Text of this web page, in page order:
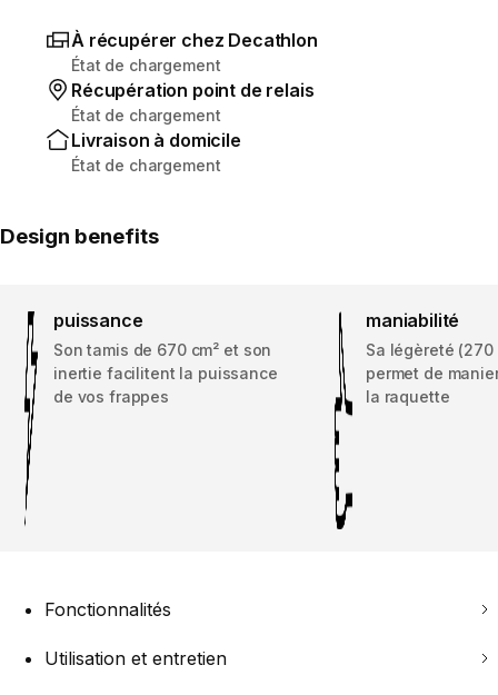
À récupérer chez Decathlon
État de chargement
Récupération point de relais
État de chargement
Livraison à domicile
État de chargement
Design benefits
puissance
Son tamis de 670 cm² et son
inertie facilitent la puissance
de vos frappes
maniabilité
Sa légèreté (270
permet de
la raquette
Fonctionnalités
Utilisation et entretien